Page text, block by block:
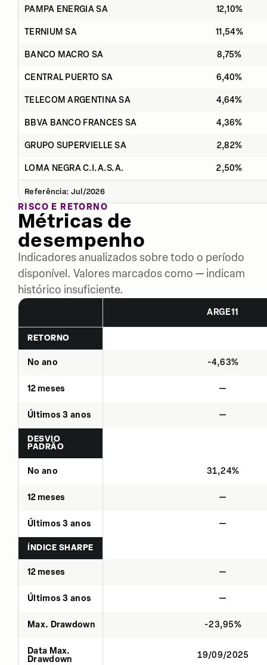
PAMPA ENERGIA SA 12,10%
TERNIUM SA 11,54%
BANCO MACRO SA 8,75%
CENTRAL PUERTO SA 6,40%
TELECOM ARGENTINA SA 4,64%
BBVA BANCO FRANCES SA 4,36%
GRUPO SUPERVIELLE SA 2,82%
LOMA NEGRA C.I.A.S.A. 2,50%
Referência: Jul/2026
RISCO E RETORNO
Métricas de
desempenho
Indicadores anualizados sobre todo o período
disponível. Valores marcados como — indicam
histórico insuficiente.
ARGE11
RETORNO
No ano -4,63%
12 meses —
Últimos 3 anos —
DESVIO
PADRÃO
No ano 31,24%
12 meses —
Últimos 3 anos —
ÍNDICE SHARPE
12 meses —
Últimos 3 anos —
Max. Drawdown -23,95%
Data Max.
Drawdown
19/09/2025